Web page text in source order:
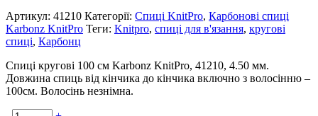
Артикул: 41210 Категорії: Спиці KnitPro, Карбонові спиці
Karbonz KnitPro Теги: Knitpro, спиці для в'язання, кругові
спиці, Карбонц
Спиці кругові 100 см Karbonz KnitPro, 41210, 4.50 мм.
Довжина спиць від кінчика до кінчика включно з волосінню –
100см. Волосінь незнімна.